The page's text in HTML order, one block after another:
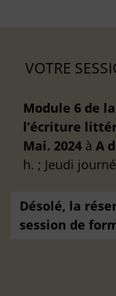
VOTRE
Module 6 de
l’écriture
Mai. 2024 à A
h. ; Jeudi
Désolé, la
session de